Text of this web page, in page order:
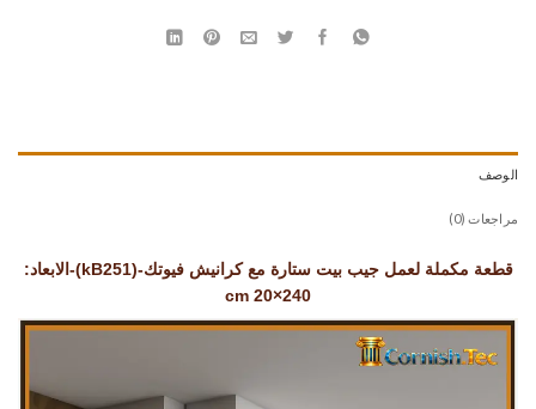
الوصف
مراجعات (0)
قطعة مكملة لعمل جيب بيت ستارة مع كرانيش فيوتك-(kB251)-الابعاد:
240×20 cm